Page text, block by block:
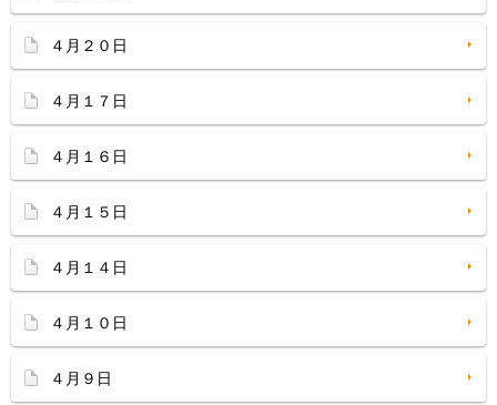
４月２０日
４月１７日
４月１６日
４月１５日
４月１４日
４月１０日
４月９日